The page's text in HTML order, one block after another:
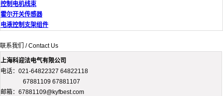
控制电机线束
霍尔开关传感器
电液控制支架组件
联系我们 / Contact Us
上海科迎法电气有限公司
电话：021-64822327 64822118
67881109 67881107
邮箱：67881109@kyfbest.com